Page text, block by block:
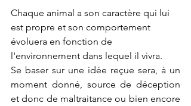
Chaque animal a son caractère qui lui
est propre et son comportement
évoluera en fonction de
l'environnement dans lequel il vivra.
Se baser sur une idée reçue sera, à un
moment donné, source de déception
et donc de maltraitance ou bien encore